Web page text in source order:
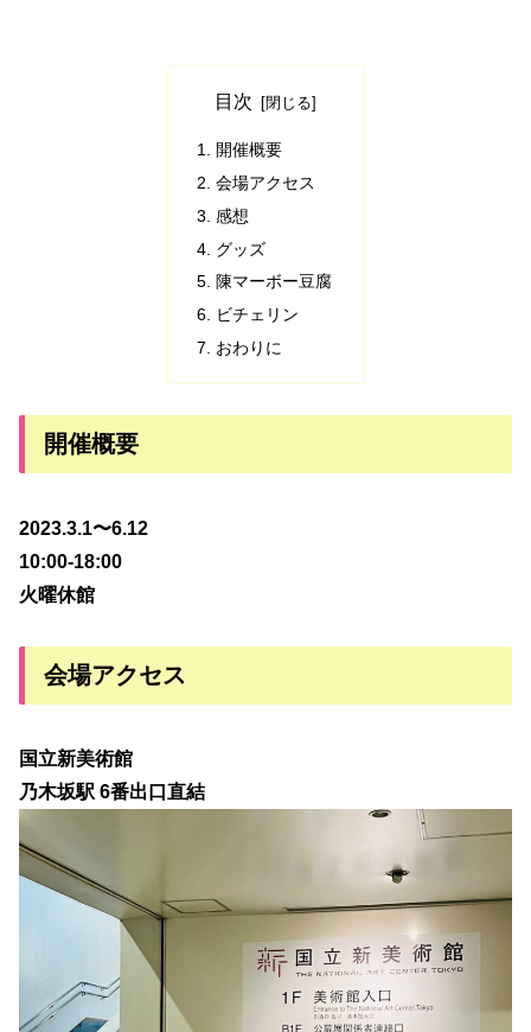
目次
開催概要
会場アクセス
感想
グッズ
陳マーボー豆腐
ビチェリン
おわりに
開催概要
2023.3.1〜6.12
10:00-18:00
火曜休館
会場アクセス
国立新美術館
乃木坂駅 6番出口直結